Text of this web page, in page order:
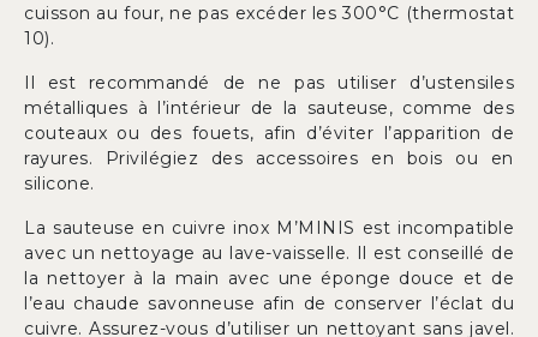
cuisson au four, ne pas excéder les 300°C (thermostat
10).
Il est recommandé de ne pas utiliser d’ustensiles
métalliques à l’intérieur de la sauteuse, comme des
couteaux ou des fouets, afin d’éviter l’apparition de
rayures. Privilégiez des accessoires en bois ou en
silicone.
La sauteuse en cuivre inox M’MINIS est incompatible
avec un nettoyage au lave-vaisselle. Il est conseillé de
la nettoyer à la main avec une éponge douce et de
l’eau chaude savonneuse afin de conserver l’éclat du
cuivre. Assurez-vous d’utiliser un nettoyant sans javel.